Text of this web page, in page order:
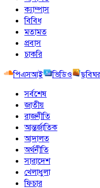
ক্যাম্পাস
বিবিধ
মতামত
প্রবাস
চাকরি
পিএসআই
ভিডিও
সর্বশেষ
জাতীয়
রাজনীতি
আন্তর্জাতিক
আদালত
অর্থনীতি
সারাদেশ
খেলাধুলা
ফিচার